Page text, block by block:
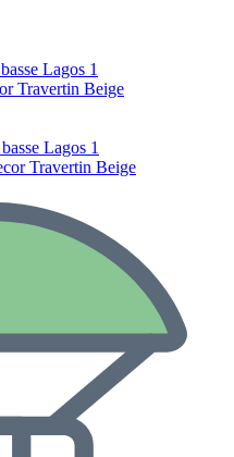
Travertin Beige
Travertin Beige